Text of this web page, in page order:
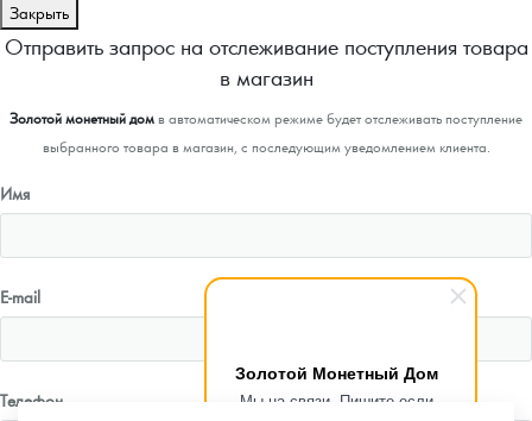
Золотой Монетный Дом
Мы на связи. Пишите если
Закрыть
Отправить запрос на отслеживание поступления товара
в магазин
Золотой монетный домв автоматическом режиме будет отслеживать поступление
выбранного товара в магазин, с последующим уведомлением клиента.
Имя
E-mail
Телефон